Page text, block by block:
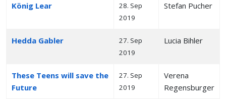
König Lear
28. Sep
2019
Stefan Pucher
Hedda Gabler
27. Sep
2019
Lucia Bihler
These Teens will save the
Future
27. Sep
2019
Verena
Regensburger